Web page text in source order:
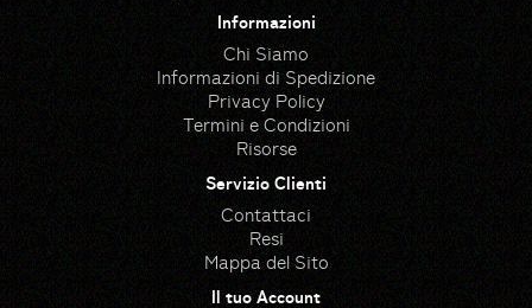
Informazioni
Chi Siamo
Informazioni di Spedizione
Privacy Policy
Termini e Condizioni
Risorse
Servizio Clienti
Contattaci
Resi
Mappa del Sito
Il tuo Account